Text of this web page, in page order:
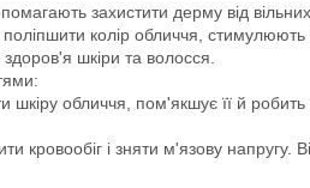
захистити дерму від
поліпшити колір обличчя,
здоров'я шкіри та волосся.
шкіру обличчя, пом'якшує її й
кровообіг і зняти м'язову напругу.